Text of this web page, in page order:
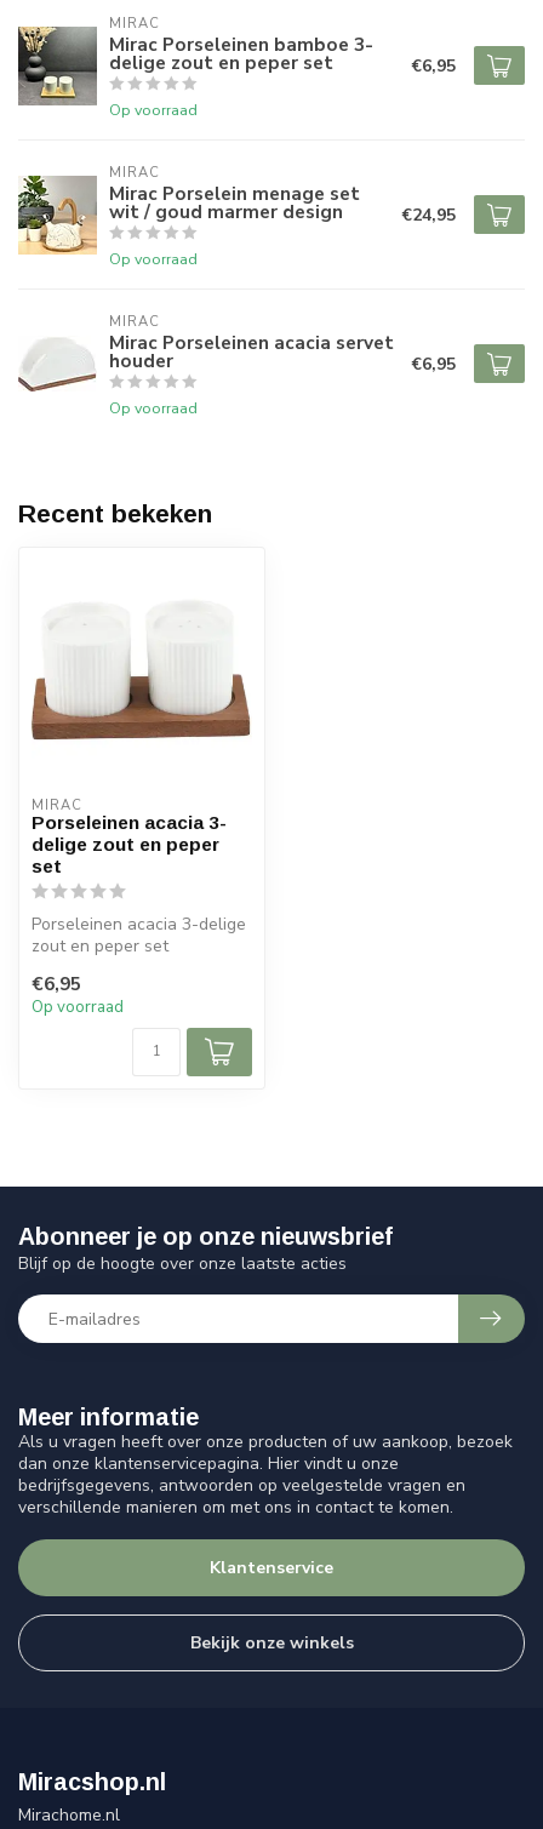
MIRAC
Mirac Porseleinen bamboe 3-
delige zout en peper set
Op voorraad
€6,95
MIRAC
Mirac Porselein menage set
wit / goud marmer design
Op voorraad
€24,95
MIRAC
Mirac Porseleinen acacia servet
houder
Op voorraad
€6,95
Recent bekeken
MIRAC
Porseleinen acacia 3-
delige zout en peper
set
Porseleinen acacia 3-delige
zout en peper set
Afmetingen
Diameter zoutstel...
€6,95
Op voorraad
Meer informatie
Als u vragen heeft over onze producten of uw aankoop, bezoek
dan onze klantenservicepagina. Hier vindt u onze
bedrijfsgegevens, antwoorden op veelgestelde vragen en
verschillende manieren om met ons in contact te komen.
Klantenservice
Bekijk onze winkels
Abonneer je op onze nieuwsbrief
Blijf op de hoogte over onze laatste acties
Miracshop.nl
Mirachome.nl